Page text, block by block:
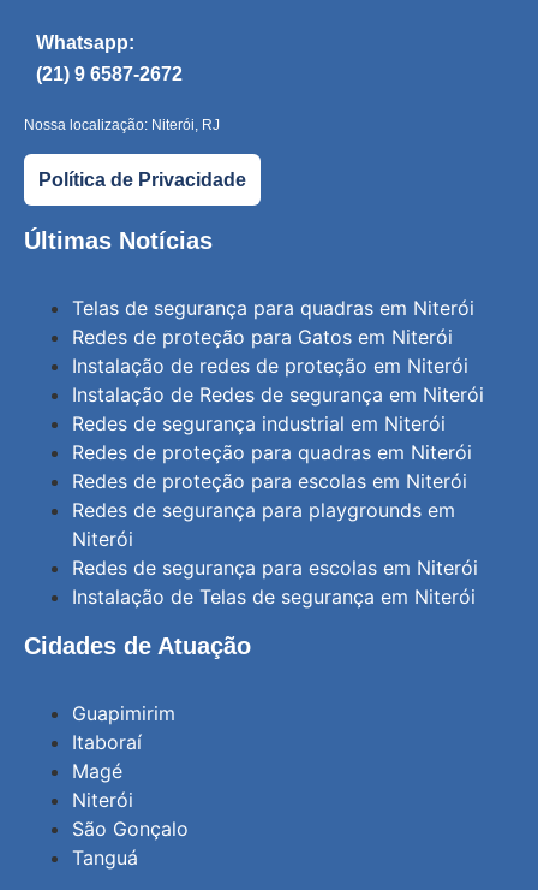
Whatsapp:
(21) 9 6587-2672
Nossa localização: Niterói, RJ
Política de Privacidade
Últimas Notícias
Telas de segurança para quadras em Niterói
Redes de proteção para Gatos em Niterói
Instalação de redes de proteção em Niterói
Instalação de Redes de segurança em Niterói
Redes de segurança industrial em Niterói
Redes de proteção para quadras em Niterói
Redes de proteção para escolas em Niterói
Redes de segurança para playgrounds em
Niterói
Redes de segurança para escolas em Niterói
Instalação de Telas de segurança em Niterói
Cidades de Atuação
Guapimirim
Itaboraí
Magé
Niterói
São Gonçalo
Tanguá